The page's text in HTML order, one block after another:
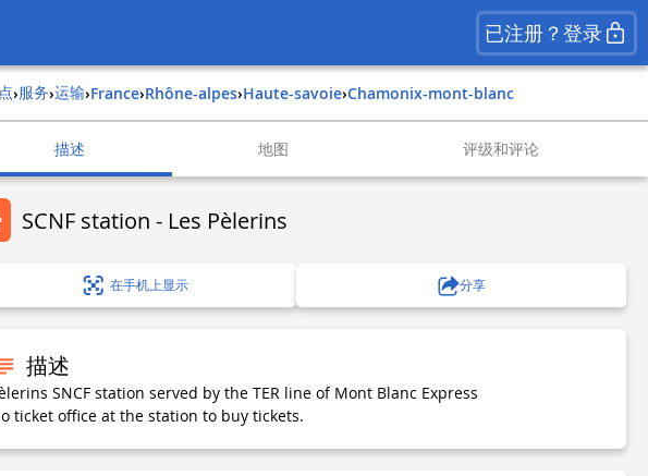
已注册？登录
› 服务› 运输› france› rhône-alpes› haute-savoie› chamonix-mont-blanc
描述 地图 评级和评论
SCNF station - Les Pèlerins
在手机上显示 分享
描述
SNCF station served by the TER line of Mont Blanc Express
ticket office at the station to buy tickets.